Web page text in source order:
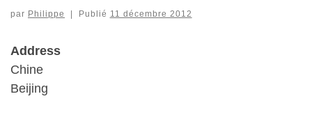
par Philippe Publié 11 décembre 2012
Address
Chine
Beijing